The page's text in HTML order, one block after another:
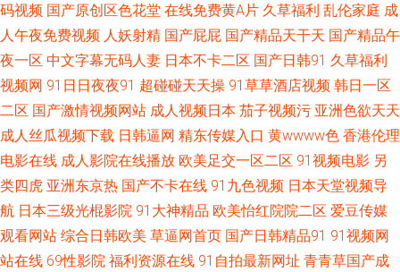
果冻制片 91精品免费久久久久久久久 国产日韩台湾一区二区 欧亚影院 亚洲
精品自拍偷拍91 成人xxxxx 九一精品123区 日韩一区二区在线视频 中文自拍
欧美影视 国产卡一 欧美鲁丝一区二 亚洲ab ⅴ天堂中文在线 国产自拍色图 人
妖毛片 亚洲五月丁香色情 成年人视频 九九九精品国产10 色狠狠久 專業從事
互動視頻 国产福利一区二区三区 视频综合网 91x视频大全 国产日韩欧美亚
洲第一 欧美性爱1 亚洲国产精品成人天堂 变态另类视频在线 精品福利一区
码视频 国产原创区色花堂 在线免费黄A片 久草福利 乱伦家庭 成
人午夜免费视频 人妖射精 国产屁屁 国产精品天干天 国产精品午
夜一区 中文字幕无码人妻 日本不卡二区 国产日韩91 久草福利
视频网 91日日夜夜91 超碰碰天天操 91草草酒店视频 韩日一区
二区 国产激情视频网站 成人视频日本 茄子视频污 亚洲色欲天天
成人丝瓜视频下载 日韩逼网 精东传媒入口 黄wwww色 香港伦理
电影在线 成人影院在线播放 欧美足交一区二区 91视频电影 另
类四虎 亚洲东京热 国产不卡在线 91九色视频 日本天堂视频导
航 日本三级光棍影院 91大神精品 欧美怡红院院二区 爱豆传媒
观看网站 综合日韩欧美 草逼网首页 国产日韩精品91 91视频网
站在线 69性影院 福利资源在线 91自拍最新网址 青青草国产成